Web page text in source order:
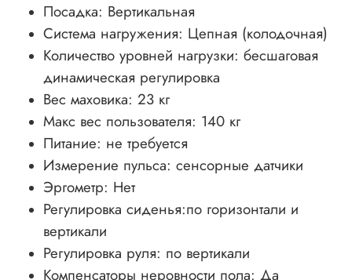
Посадка: Вертикальная
Система нагружения: Цепная (колодочная)
Количество уровней нагрузки: бесшаговая
динамическая регулировка
Вес маховика: 23 кг
Макс вес пользователя: 140 кг
Питание: не требуется
Измерение пульса: сенсорные датчики
Эргометр: Нет
Регулировка сиденья:по горизонтали и
вертикали
Регулировка руля: по вертикали
Компенсаторы неровности пола: Да